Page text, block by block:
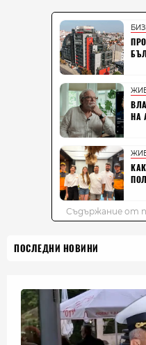
ПОСЛЕДНИ НОВИНИ